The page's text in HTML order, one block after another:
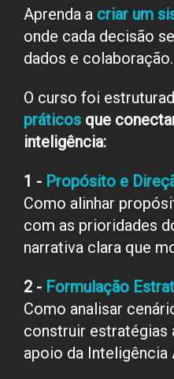
Aprenda a criar um
onde cada decisão
dados e colaboração.
O curso foi
práticos que
inteligência:
1 - Propósito e
Como alinhar
com as prioridades
narrativa clara que
2 - Formulação
Como analisar
construir estratégias
apoio da Inteligência